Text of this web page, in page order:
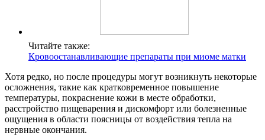
Читайте также:
Кровоостанавливающие препараты при миоме матки
Хотя редко, но после процедуры могут возникнуть некоторые
осложнения, такие как кратковременное повышение
температуры, покраснение кожи в месте обработки,
расстройство пищеварения и дискомфорт или болезненные
ощущения в области поясницы от воздействия тепла на
нервные окончания.